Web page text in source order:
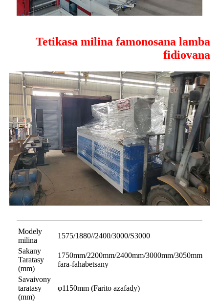
Tetikasa milina famonosana lamba
fidiovana
Modely
milina
1575/1880//2400/3000/S3000
Sakany
Taratasy
(mm)
1750mm/2200mm/2400mm/3000mm/3050mm
fara-fahabetsany
Savaivony
taratasy
(mm)
φ1150mm (Farito azafady)